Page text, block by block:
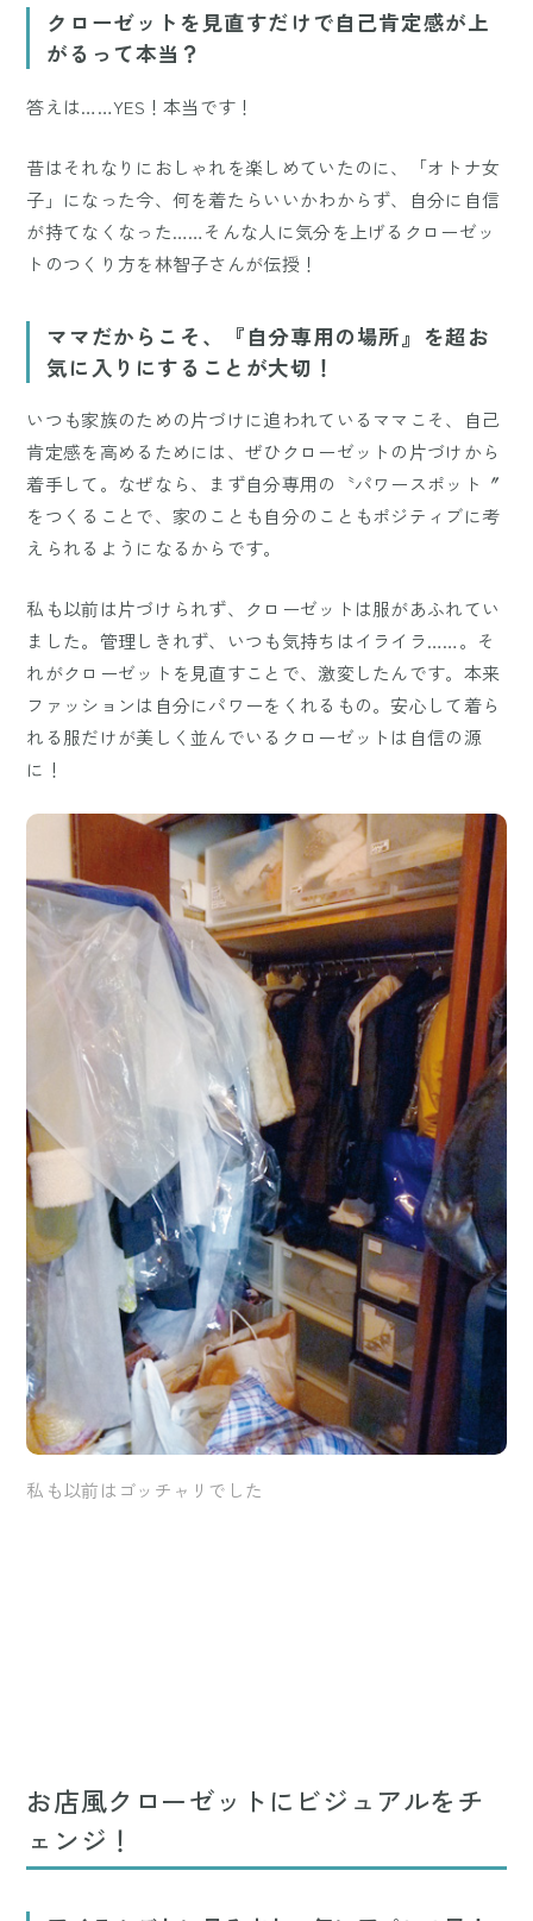
クローゼットを見直すだけで自己肯定感が上
がるって本当？
答えは……YES！本当です！
昔はそれなりにおしゃれを楽しめていたのに、「オトナ女
子」になった今、何を着たらいいかわからず、自分に自信
が持てなくなった……そんな人に気分を上げるクローゼッ
トのつくり方を林智子さんが伝授！
ママだからこそ、『自分専用の場所』を超お
気に入りにすることが大切！
いつも家族のための片づけに追われているママこそ、自己
肯定感を高めるためには、ぜひクローゼットの片づけから
着手して。なぜなら、まず自分専用の〝パワースポット〞
をつくることで、家のことも自分のこともポジティブに考
えられるようになるからです。
私も以前は片づけられず、クローゼットは服があふれてい
ました。管理しきれず、いつも気持ちはイライラ……。そ
れがクローゼットを見直すことで、激変したんです。本来
ファッションは自分にパワーをくれるもの。安心して着ら
れる服だけが美しく並んでいるクローゼットは自信の源
に！
私も以前はゴッチャリでした
お店風クローゼットにビジュアルをチ
ェンジ！